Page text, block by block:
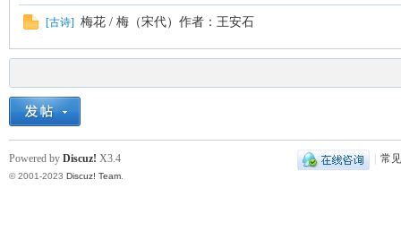
[古诗] 梅花 / 梅（宋代）作者：王安石
常
Powered by Discuz! X3.4
© 2001-2023 Discuz! Team